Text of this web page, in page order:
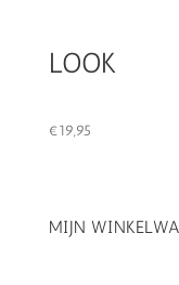
LOOK
€19,95
MIJN